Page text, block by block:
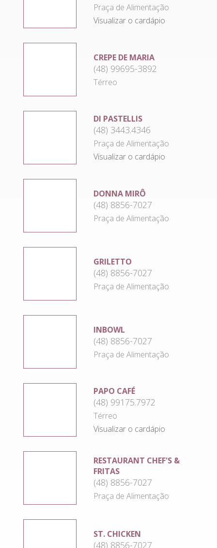
Praça de Alimentação
Visualizar o cardápio
CREPE DE MARIA
(48) 99695-3892
Térreo
DI PASTELLIS
(48) 3443.4346
Praça de Alimentação
Visualizar o cardápio
DONNA MIRÔ
(48) 8856-7027
Praça de Alimentação
GRILETTO
(48) 8856-7027
Praça de Alimentação
INBOWL
(48) 8856-7027
Praça de Alimentação
PAPO CAFÉ
(48) 99175.7972
Térreo
Visualizar o cardápio
RESTAURANT CHEF'S &
FRITAS
(48) 8856-7027
Praça de Alimentação
ST. CHICKEN
(48) 8856-7027